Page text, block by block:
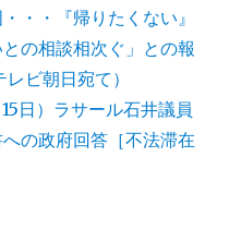
・・『帰りたくない』
の相談相次ぐ」との報
ビ朝日宛て）
日）ラサール石井議員
への政府回答［不法滞在